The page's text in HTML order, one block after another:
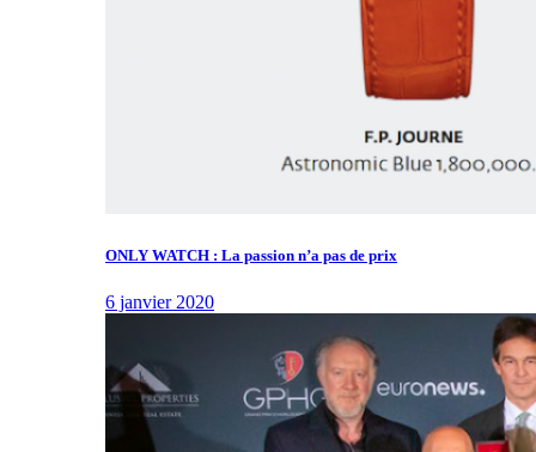
ONLY WATCH : La passion n’a pas de prix
6 janvier 2020